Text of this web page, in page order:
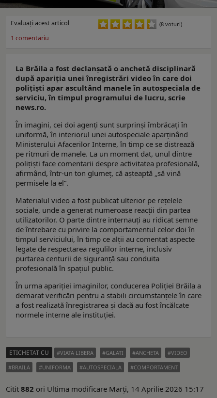
Evaluaţi acest articol (8 voturi)
1 comentariu
La Brăila a fost declanșată o anchetă disciplinară
după apariția unei înregistrări video în care doi
polițiști apar ascultând manele în autospeciala de
serviciu, în timpul programului de lucru, scrie
news.ro.
În imagini, cei doi agenți sunt surprinși îmbrăcați în
uniformă, în interiorul unei autospeciale aparținând
Ministerului Afacerilor Interne, în timp ce se distrează
pe ritmuri de manele. La un moment dat, unul dintre
polițiști face comentarii despre activitatea profesională,
afirmând, într-un ton glumeț, că așteaptă „să vină
permisele la el”.
Materialul video a fost publicat ulterior pe rețelele
sociale, unde a generat numeroase reacții din partea
utilizatorilor. O parte dintre internauți au ridicat semne
de întrebare cu privire la comportamentul celor doi în
timpul serviciului, în timp ce alții au comentat aspecte
legate de respectarea regulilor interne, inclusiv
purtarea centurii de siguranță sau conduita
profesională în spațiul public.
În urma apariției imaginilor, conducerea Poliției Brăila a
demarat verificări pentru a stabili circumstanțele în care
a fost realizată înregistrarea și dacă au fost încălcate
normele interne ale instituției.
ETICHETAT CU VIATA LIBERA GALATI ANCHETA
VIDEO
BRAILA
UNIFORMA AUTOSPECIALA COMPORTAMENT
Citit 882 ori Ultima modificare Marți, 14 Aprilie 2026 15:17